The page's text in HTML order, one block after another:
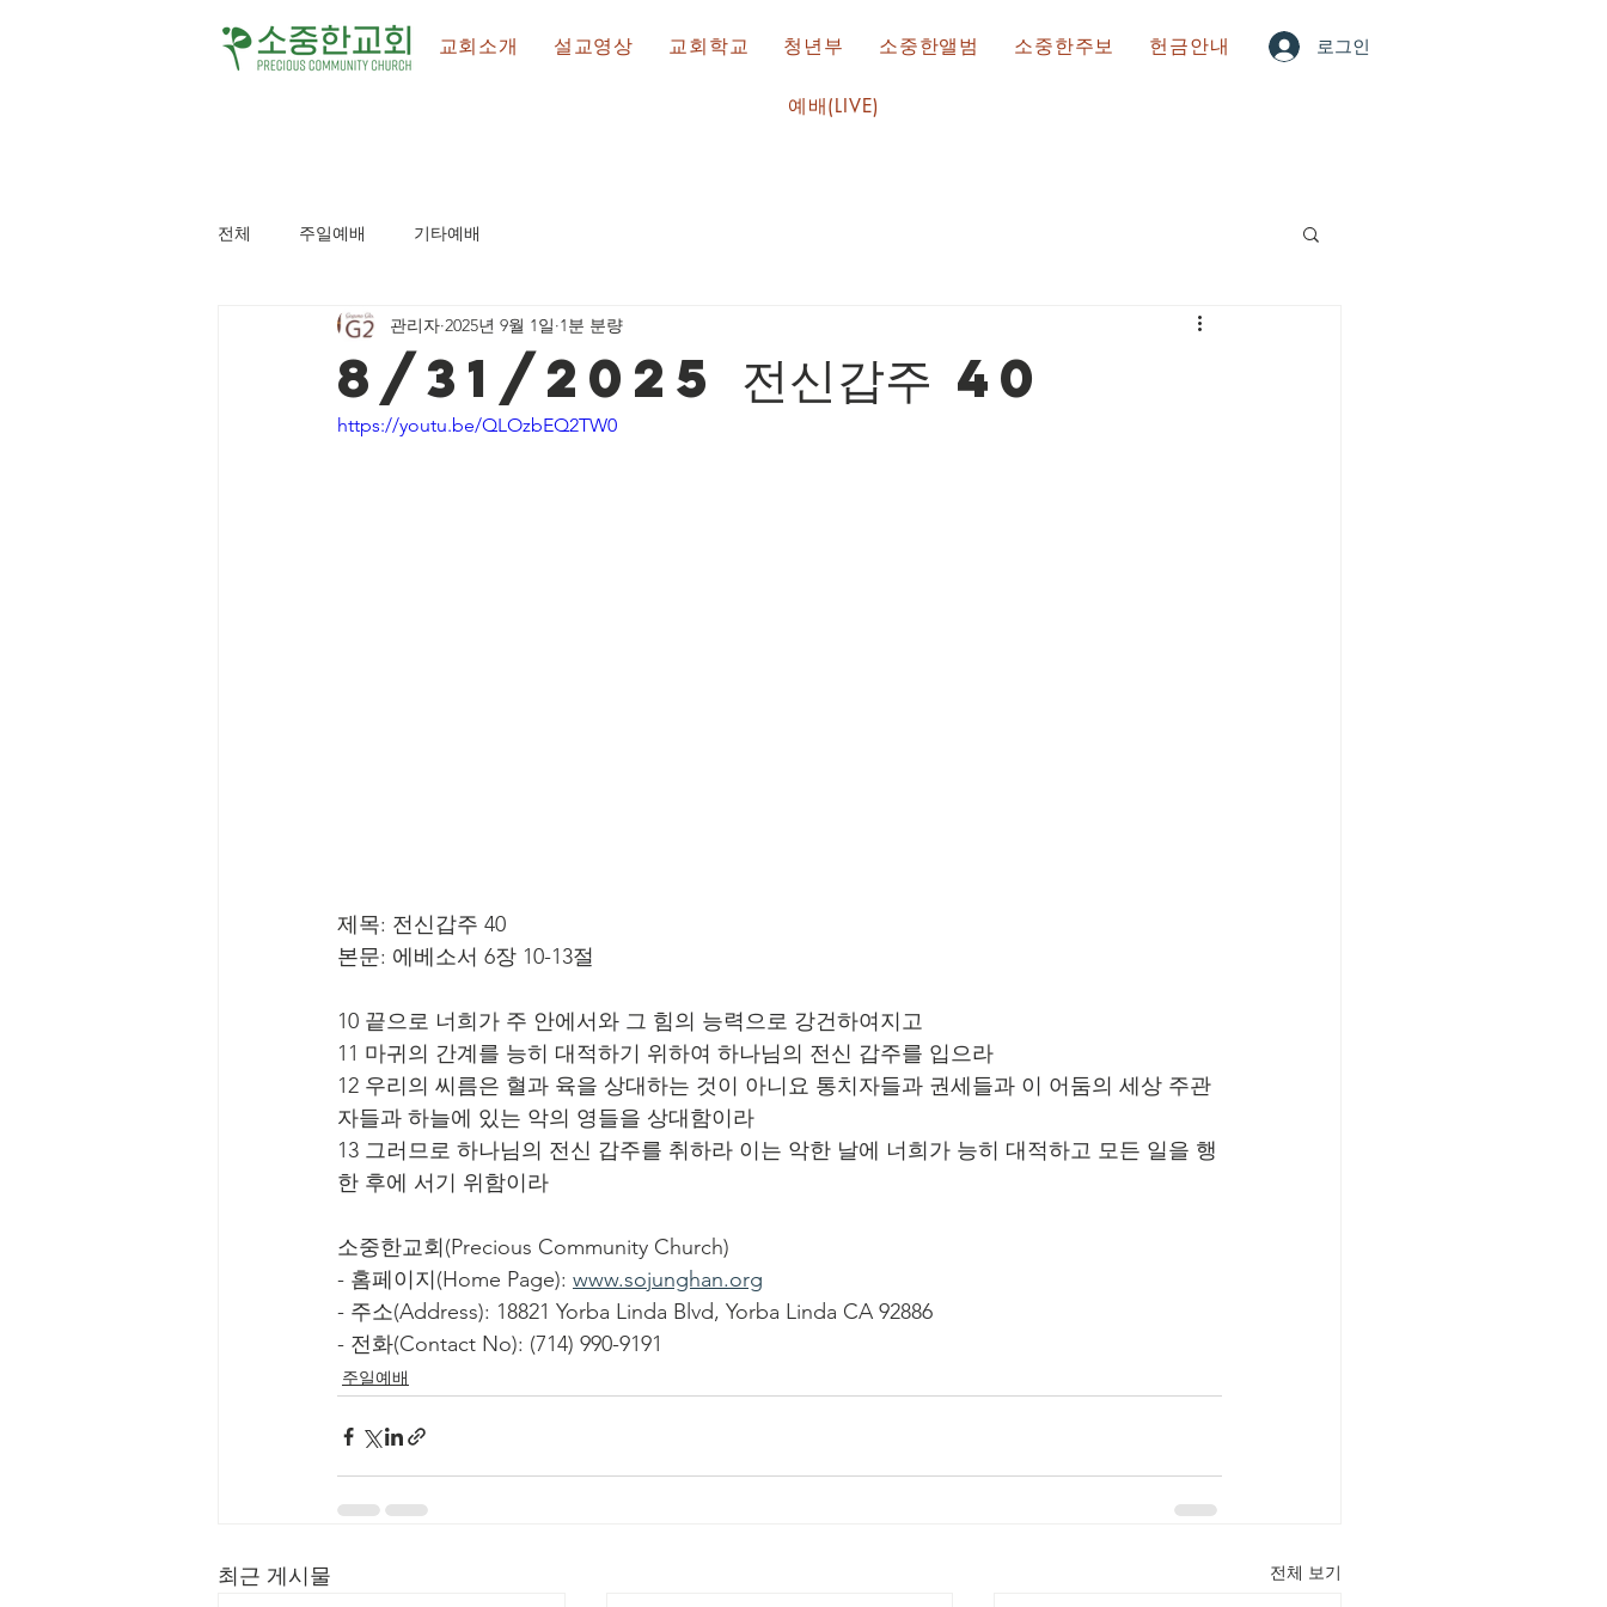
로그인
교회소개 설교영상 교회학교 청년부 소중한앨범 소중한주보 헌금안내
예배(LIVE)
전체 주일예배 기타예배
8/31/2025 전신갑주 40
관리자 2025년 9월 1일 1분 분량
https://youtu.be/QLOzbEQ2TW0
제목: 전신갑주 40
본문: 에베소서 6장 10-13절
10 끝으로 너희가 주 안에서와 그 힘의 능력으로 강건하여지고
11 마귀의 간계를 능히 대적하기 위하여 하나님의 전신 갑주를 입으라
12 우리의 씨름은 혈과 육을 상대하는 것이 아니요 통치자들과 권세들과 이 어둠의 세상 주관
자들과 하늘에 있는 악의 영들을 상대함이라
13 그러므로 하나님의 전신 갑주를 취하라 이는 악한 날에 너희가 능히 대적하고 모든 일을 행
한 후에 서기 위함이라
소중한교회(Precious Community Church)
- 홈페이지(Home Page): www.sojunghan.org
- 주소(Address): 18821 Yorba Linda Blvd, Yorba Linda CA 92886
- 전화(Contact No): (714) 990-9191
주일예배
최근 게시물 전체 보기